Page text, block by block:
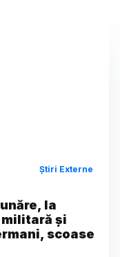
Știri Externe
la
și
scoase